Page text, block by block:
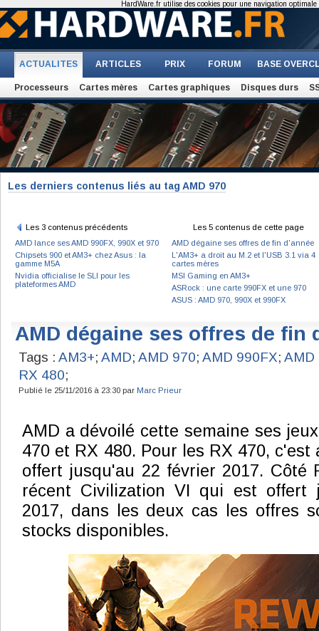
ACTUALITES ARTICLES PRIX FORUM BASE
Processeurs Cartes mères Cartes graphiques Disques durs
Les derniers contenus liés au tag AMD 970
Les 3 contenus précédents
AMD lance ses AMD 990FX, 990X et 970
Chipsets 900 et AM3+ chez Asus : la
gamme M5A
Nvidia officialise le SLI pour les
plateformes AMD
Les 5 contenus de cette page
AMD dégaine ses offres de fin d'année
L'AM3+ a droit au M.2 et l'USB 3.1 via 4
cartes mères
MSI Gaming en AM3+
ASRock : une carte 990FX et une 970
ASUS : AMD 970, 990X et 990FX
AMD dégaine ses offres de fin
Tags : AM3+; AMD; AMD 970; AMD 990FX; AMD
RX 480;
Publié le 25/11/2016 à 23:30 par Marc Prieur
AMD a dévoilé cette semaine ses
470 et RX 480. Pour les RX 470,
offert jusqu'au 22 février 2017. Côté
récent Civilization VI qui est offert
2017, dans les deux cas les offres
stocks disponibles.
HardWare.fr utilise des cookies pour une navigation